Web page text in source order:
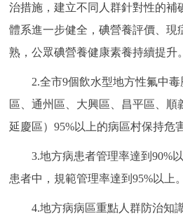
治措施，建立不同人群針對性的補
體系進一步健全，碘營養評價、現
熟，公眾碘營養健康素養持續提升。
2.全市9個飲水型地方性氟中毒
區、通州區、大興區、昌平區、順
延慶區）95%以上的病區村保持危
3.地方病患者管理率達到90%以
患者中，規範管理率達到95%以上。
4.地方病病區重點人群防治知識